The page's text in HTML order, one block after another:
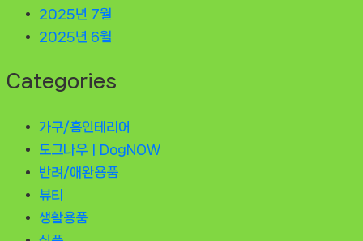
2025년 7월
2025년 6월
Categories
가구/홈인테리어
도그나우ㅣDogNOW
반려/애완용품
뷰티
생활용품